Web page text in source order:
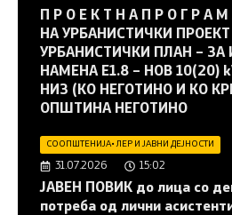
П Р О Е К Т Н А П Р О Г Р А
НА УРБАНИСТИЧКИ
УРБАНИСТИЧКИ ПЛАН – ЗА
НАМЕНА Е1.8 – НОВ 10(20)
НИЗ (КО НЕГОТИНО И КО
ОПШТИНА НЕГОТИНО
СООПШТЕНИЈА•ЛЕР И ЈАВНИ ДЕЈНОСТИ
31.07.2026 15:02
JАВЕН ПОВИК до лица со
потреба од лични